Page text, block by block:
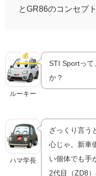
とGR86のコンセプ
💰 中古相場
ルーキー
STI Sportって
か？
ハマ学長
ざっくり言う
心じゃ。新車
い個体でも手
2代目（ZD8